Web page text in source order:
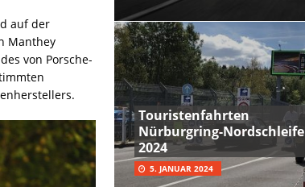
auf der
Manthey
von Porsche-
Touristenfahrten
Nürburgring-Nordschleife
2024
5. JANUAR 2024